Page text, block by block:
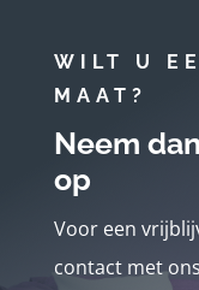
WILT U
MAAT?
Neem
op
Voor een
contact met